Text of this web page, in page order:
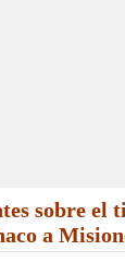
sobre el
a